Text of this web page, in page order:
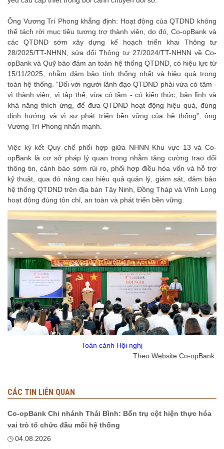
Ông Vương Trí Phong khẳng định: Hoạt động của QTDND không
thể tách rời mục tiêu tương trợ thành viên, do đó, Co-opBank và
các QTDND sớm xây dựng kế hoạch triển khai Thông tư
28/2025/TT-NHNN, sửa đổi Thông tư 27/2024/TT-NHNN về Co-
opBank và Quỹ bảo đảm an toàn hệ thống QTDND, có hiệu lực từ
15/11/2025, nhằm đảm bảo tính thống nhất và hiệu quả trong
toàn hệ thống. “Đối với người lãnh đạo QTDND phải vừa có tâm -
vì thành viên, vì tập thể, vừa có tầm - có kiến thức, bản lĩnh và
khả năng thích ứng, để đưa QTDND hoạt động hiệu quả, đúng
định hướng và vì sự phát triển bền vững của hệ thống”, ông
Vương Trí Phong nhấn mạnh.
Việc ký kết Quy chế phối hợp giữa NHNN Khu vực 13 và Co-
opBank là cơ sở pháp lý quan trọng nhằm tăng cường trao đổi
thông tin, cảnh báo sớm rủi ro, phối hợp điều hòa vốn và hỗ trợ
kỹ thuật, qua đó nâng cao hiệu quả quản lý, giám sát, đảm bảo
hệ thống QTDND trên địa bàn Tây Ninh, Đồng Tháp và Vĩnh Long
hoạt động đúng tôn chỉ, an toàn và phát triển bền vững.
Toàn cảnh Hội nghị
Theo Website Co-opBank.
CÁC TIN LIÊN QUAN
Co-opBank Chi nhánh Thái Bình: Bốn trụ cột hiện thực hóa
vai trò tổ chức đầu mối hệ thống
04.08.2026